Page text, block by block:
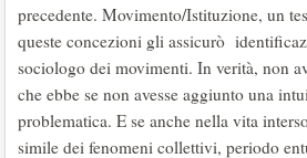
precedente. Movimento/Istituzione, un
queste concezioni gli assicurò
sociologo dei movimenti. In verità, non
che ebbe se non avesse aggiunto una
problematica. E se anche nella vita
simile dei fenomeni collettivi, periodo